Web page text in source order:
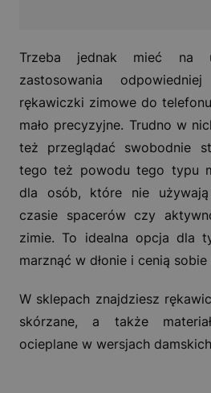
Trzeba jednak mieć na
zastosowania
rękawiczki zimowe do
mało precyzyjne. Trudno w
też przeglądać swobodnie
tego też powodu tego typu
dla osób, które nie
czasie spacerów czy
zimie. To idealna opcja dla
marznąć w dłonie i cenią
W sklepach znajdziesz
skórzane, a także
ocieplane w wersjach